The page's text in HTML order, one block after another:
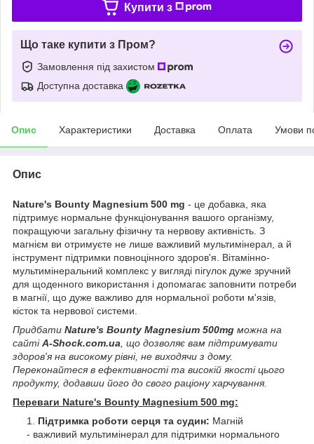
Купити з
Що таке купити з Пром?
Замовлення під захистом
Доступна доставка
Опис Характеристики Доставка Оплата Умови
Опис
Nature's Bounty Magnesium 500 mg - це добавка, яка
підтримує нормальне функціонування вашого організму,
покращуючи загальну фізичну та нервову активність. З
магнієм ви отримуєте не лише важливий мультимінерал, а й
інструмент підтримки повноцінного здоров'я. Вітамінно-
мультимінеральний комплекс у вигляді пігулок дуже зручний
для щоденного використання і допомагає заповнити потреби
в магнії, що дуже важливо для нормальної роботи м'язів,
кісток та нервової системи.
Придбати Nature's Bounty Magnesium 500mg можна на
сайтіA-Shock.com.ua , що дозволяє вам підтримувати
здоров'я на високому рівні, не виходячи з дому.
Переконайтеся в ефективності та високій якості цього
продукту, додавши його до свого раціону харчування.
Переваги Nature's Bounty Magnesium 500 mg:
Підтримка роботи серця та судин: Магній
- важливий мультимінерал для підтримки нормального